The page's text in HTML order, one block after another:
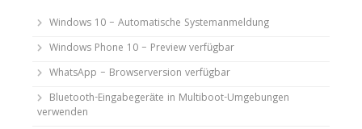
Windows 10 – Automatische Systemanmeldung
Windows Phone 10 – Preview verfügbar
WhatsApp – Browserversion verfügbar
Bluetooth-Eingabegeräte in Multiboot-Umgebungen
verwenden